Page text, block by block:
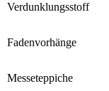
Verdunklungsstoff
Fadenvorhänge
Messeteppiche